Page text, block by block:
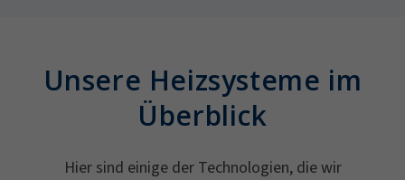
Unsere Heizsysteme im
Überblick
Hier sind einige der Technologien, die wir